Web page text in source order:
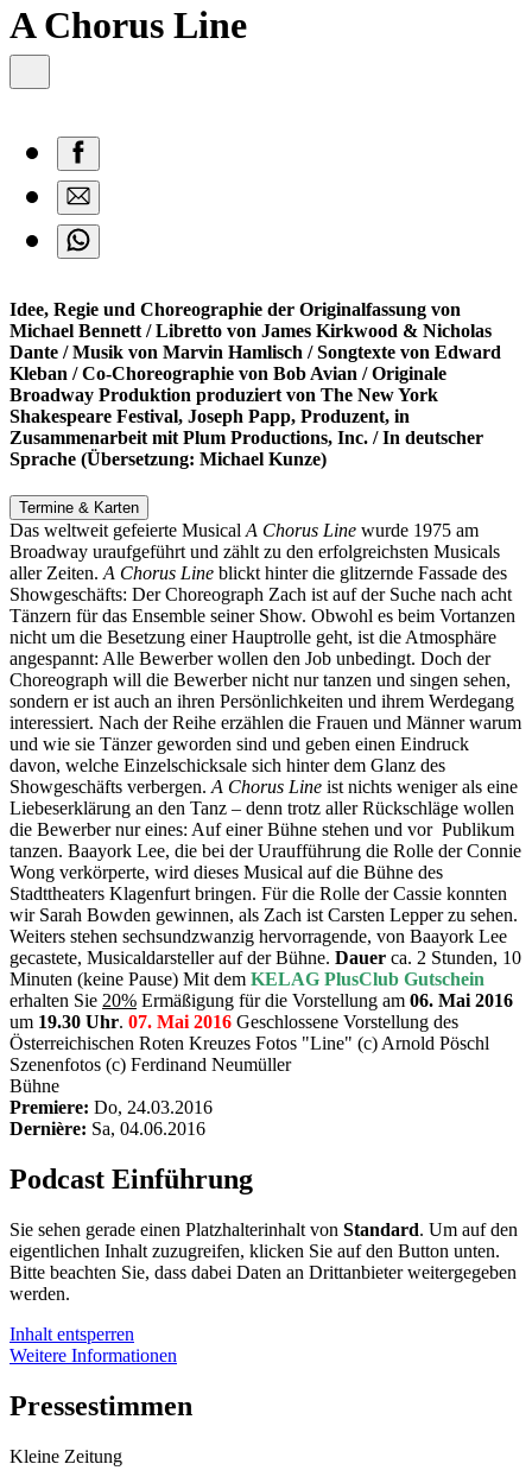
A Chorus Line
Idee, Regie und Choreographie der Originalfassung von
Michael Bennett / Libretto von James Kirkwood & Nicholas
Dante / Musik von Marvin Hamlisch / Songtexte von Edward
Kleban / Co-Choreographie von Bob Avian / Originale
Broadway Produktion produziert von The New York
Shakespeare Festival, Joseph Papp, Produzent, in
Zusammenarbeit mit Plum Productions, Inc. / In deutscher
Sprache (Übersetzung: Michael Kunze)
Termine & Karten
Das weltweit gefeierte Musical A Chorus Line wurde 1975 am
Broadway uraufgeführt und zählt zu den erfolgreichsten Musicals
aller Zeiten. A Chorus Line blickt hinter die glitzernde Fassade des
Showgeschäfts: Der Choreograph Zach ist auf der Suche nach acht
Tänzern für das Ensemble seiner Show. Obwohl es beim Vortanzen
nicht um die Besetzung einer Hauptrolle geht, ist die Atmosphäre
angespannt: Alle Bewerber wollen den Job unbedingt. Doch der
Choreograph will die Bewerber nicht nur tanzen und singen sehen,
sondern er ist auch an ihren Persönlichkeiten und ihrem Werdegang
interessiert. Nach der Reihe erzählen die Frauen und Männer warum
und wie sie Tänzer geworden sind und geben einen Eindruck
davon, welche Einzelschicksale sich hinter dem Glanz des
Showgeschäfts verbergen. A Chorus Line ist nichts weniger als eine
Liebeserklärung an den Tanz – denn trotz aller Rückschläge wollen
die Bewerber nur eines: Auf einer Bühne stehen und vor Publikum
tanzen. Baayork Lee, die bei der Uraufführung die Rolle der Connie
Wong verkörperte, wird dieses Musical auf die Bühne des
Stadttheaters Klagenfurt bringen. Für die Rolle der Cassie konnten
wir Sarah Bowden gewinnen, als Zach ist Carsten Lepper zu sehen.
Weiters stehen sechsundzwanzig hervorragende, von Baayork Lee
gecastete, Musicaldarsteller auf der Bühne. Dauer ca. 2 Stunden, 10
Minuten (keine Pause) Mit dem KELAG PlusClub Gutschein
erhalten Sie 20% Ermäßigung für die Vorstellung am 06. Mai 2016
um 19.30 Uhr. 07. Mai 2016 Geschlossene Vorstellung des
Österreichischen Roten Kreuzes Fotos "Line" (c) Arnold Pöschl
Szenenfotos (c) Ferdinand Neumüller
Bühne
Premiere: Do, 24.03.2016
Dernière: Sa, 04.06.2016
Podcast Einführung
Sie sehen gerade einen Platzhalterinhalt von Standard. Um auf den
eigentlichen Inhalt zuzugreifen, klicken Sie auf den Button unten.
Bitte beachten Sie, dass dabei Daten an Drittanbieter weitergegeben
werden.
Inhalt entsperren
Weitere Informationen
Pressestimmen
Kleine Zeitung